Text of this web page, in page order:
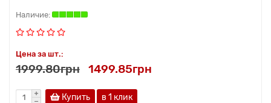
Цена за шт.:
1999.80грн 1499.85грн
Купить в 1 клик